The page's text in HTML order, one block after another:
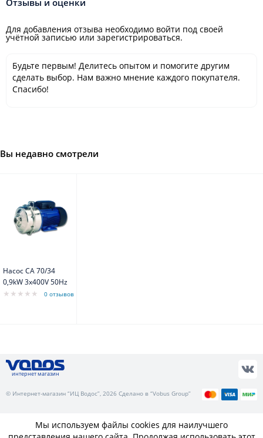
Отзывы и оценки
Для добавления отзыва необходимо войти под своей
учётной записью или зарегистрироваться.
Будьте первым! Делитесь опытом и помогите другим
сделать выбор. Нам важно мнение каждого покупателя.
Спасибо!
Вы недавно смотрели
Насос CA 70/34
0,9kW 3x400V 50Hz
0 отзывов
интернет магазин
© Интернет-магазин “ИЦ Водос”, 2026 Сделано в “Vobus Group”
Мы используем файлы cookies для наилучшего